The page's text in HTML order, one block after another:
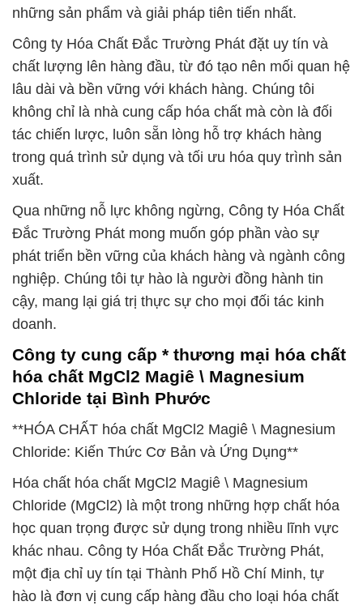
những sản phẩm và giải pháp tiên tiến nhất.
Công ty Hóa Chất Đắc Trường Phát đặt uy tín và
chất lượng lên hàng đầu, từ đó tạo nên mối quan hệ
lâu dài và bền vững với khách hàng. Chúng tôi
không chỉ là nhà cung cấp hóa chất mà còn là đối
tác chiến lược, luôn sẵn lòng hỗ trợ khách hàng
trong quá trình sử dụng và tối ưu hóa quy trình sản
xuất.
Qua những nỗ lực không ngừng, Công ty Hóa Chất
Đắc Trường Phát mong muốn góp phần vào sự
phát triển bền vững của khách hàng và ngành công
nghiệp. Chúng tôi tự hào là người đồng hành tin
cậy, mang lại giá trị thực sự cho mọi đối tác kinh
doanh.
Công ty cung cấp * thương mại hóa chất
hóa chất MgCl2 Magiê \ Magnesium
Chloride tại Bình Phước
**HÓA CHẤT hóa chất MgCl2 Magiê \ Magnesium
Chloride: Kiến Thức Cơ Bản và Ứng Dụng**
Hóa chất hóa chất MgCl2 Magiê \ Magnesium
Chloride (MgCl2) là một trong những hợp chất hóa
học quan trọng được sử dụng trong nhiều lĩnh vực
khác nhau. Công ty Hóa Chất Đắc Trường Phát,
một địa chỉ uy tín tại Thành Phố Hồ Chí Minh, tự
hào là đơn vị cung cấp hàng đầu cho loại hóa chất